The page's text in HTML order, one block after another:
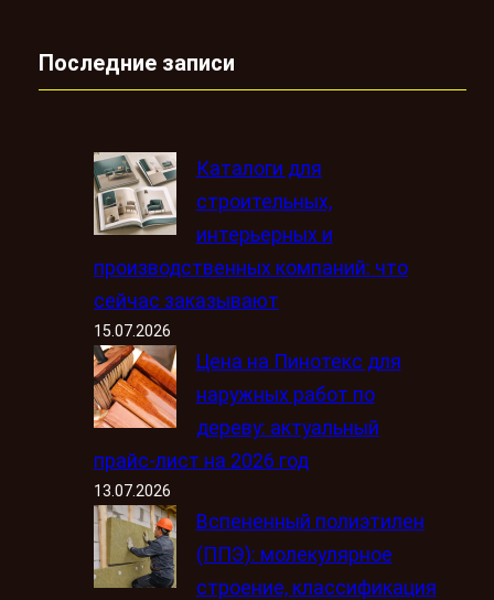
Последние записи
Каталоги для
строительных,
интерьерных и
производственных компаний: что
сейчас заказывают
15.07.2026
Цена на Пинотекс для
наружных работ по
дереву: актуальный
прайс-лист на 2026 год
13.07.2026
Вспененный полиэтилен
(ППЭ): молекулярное
строение, классификация